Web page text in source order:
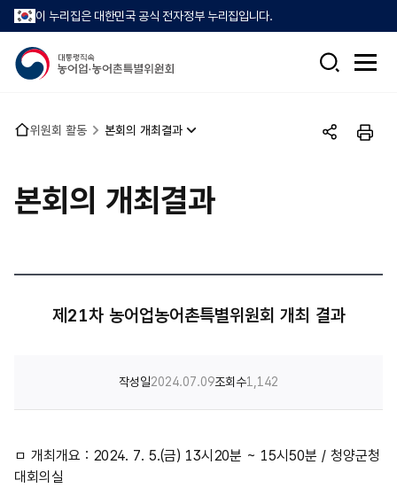
이 누리집은 대한민국 공식 전자정부 누리집입니다.
검
전
뉴
열
홈 위원회 활동 본회의 개최결과
공
인
본회의 개최결과
제21차 농어업농어촌특별위원회 개최 결과
작성일2024.07.09조회수1,142
ㅁ 개최개요 : 2024. 7. 5.(금) 13시20분 ~ 15시50분 / 청양군청
대회의실